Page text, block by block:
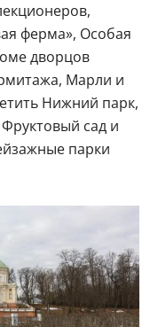
ферма», Особая
дворцов
Марли и
Нижний парк,
сад и
парки